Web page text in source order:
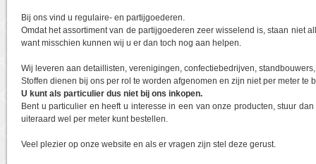
Bij ons vind u regulaire- en partijgoederen.
Omdat het assortiment van de partijgoederen zeer wisselend is, staan niet
want misschien kunnen wij u er dan toch nog aan helpen.
Wij leveren aan detaillisten, verenigingen, confectiebedrijven,
Stoffen dienen bij ons per rol te worden afgenomen en zijn niet per meter te
U kunt als particulier dus niet bij ons inkopen.
Bent u particulier en heeft u interesse in een van onze producten, stuur
uiteraard wel per meter kunt bestellen.
Veel plezier op onze website en als er vragen zijn stel deze gerust.